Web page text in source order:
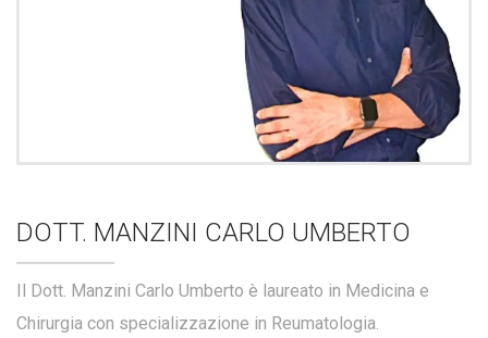
DOTT. MANZINI CARLO UMBERTO
Il Dott. Manzini Carlo Umberto è laureato in Medicina e
Chirurgia con specializzazione in Reumatologia.